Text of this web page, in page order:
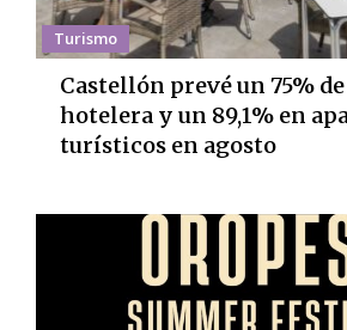
Turismo
Castellón prevé un 75%
hotelera y un 89,1% en
turísticos en agosto